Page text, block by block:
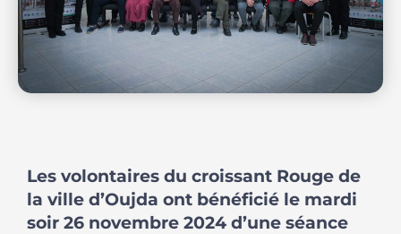
Les volontaires du croissant Rouge de
la ville d’Oujda ont bénéficié le mardi
soir 26 novembre 2024 d’une séance